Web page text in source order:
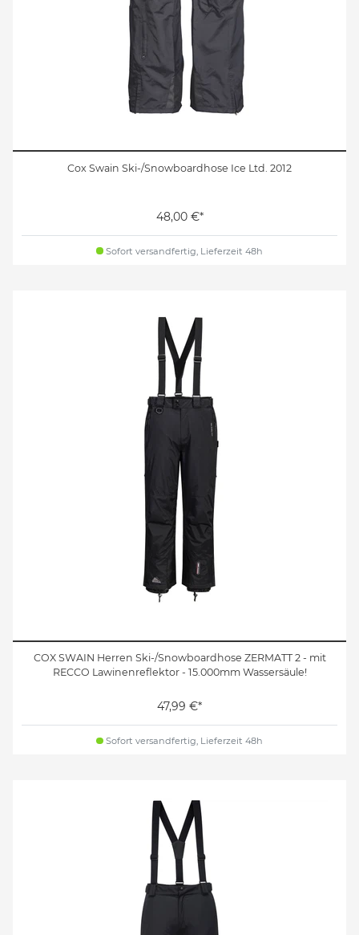
Cox Swain Ski-/Snowboardhose Ice Ltd. 2012
48,00 €*
Sofort versandfertig, Lieferzeit 48h
COX SWAIN Herren Ski-/Snowboardhose ZERMATT 2 - mit
RECCO Lawinenreflektor - 15.000mm Wassersäule!
47,99 €*
Sofort versandfertig, Lieferzeit 48h